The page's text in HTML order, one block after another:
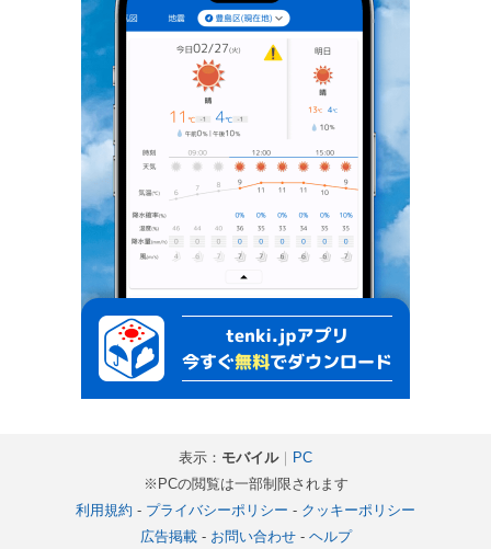
表示： モバイル｜ PC
※PCの閲覧は一部制限されます
利用規約 - プライバシーポリシー - クッキーポリシー
広告掲載- お問い合わせ- ヘルプ